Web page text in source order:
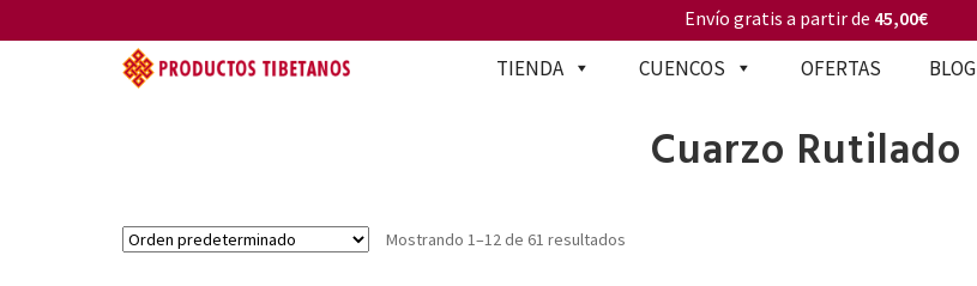
TIENDA CUENCOS OFERTAS BLOG
Cuarzo Rutilado
Envío gratis a partir de 45,00€
Mostrando 1–12 de 61 resultados